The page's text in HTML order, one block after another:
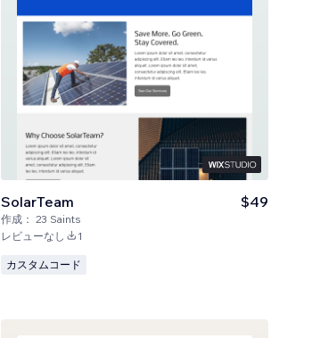
SolarTeam
作成： 23 Saints
$49
レビューなし 1
カスタムコード